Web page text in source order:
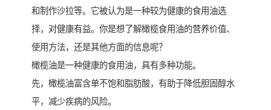
和制作沙拉等。它被认为是一种较为健康的食用油选
择，对健康有益。你是想了解橄榄食用油的营养价值、
使用方法，还是其他方面的信息呢？
橄榄油是一种健康的食用油，具有多种功能。
先，橄榄油富含单不饱和脂肪酸，有助于降低胆固醇水
平，减少疾病的风险。